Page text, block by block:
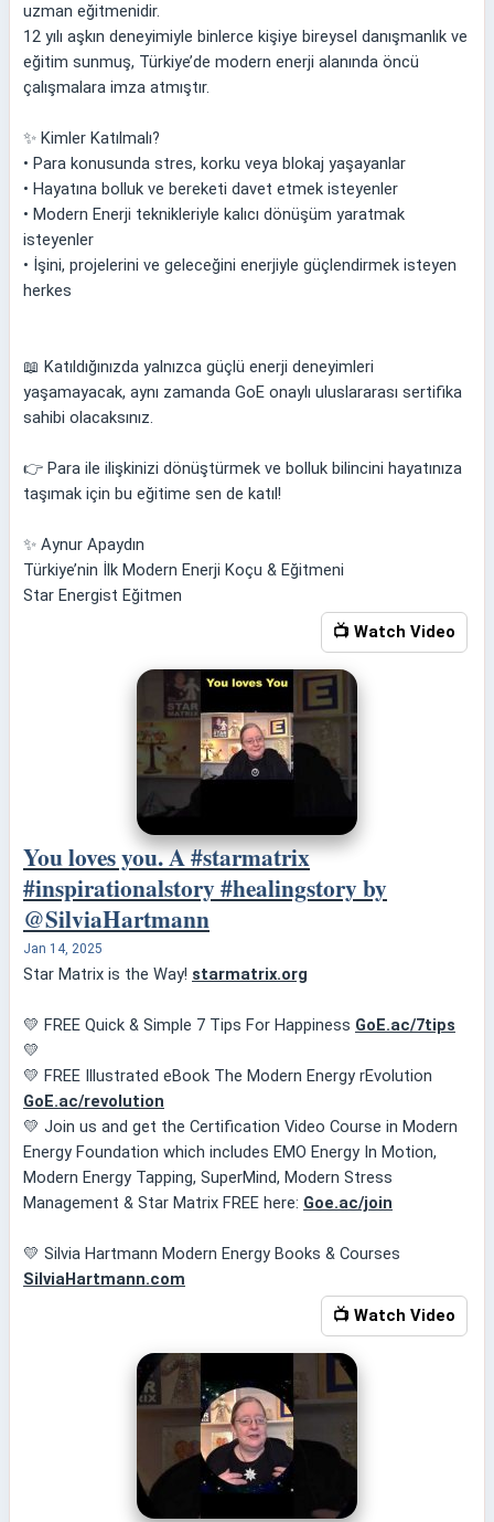
uzman eğitmenidir.
12 yılı aşkın deneyimiyle binlerce kişiye bireysel danışmanlık ve
eğitim sunmuş, Türkiye’de modern enerji alanında öncü
çalışmalara imza atmıştır.
✨ Kimler Katılmalı?
• Para konusunda stres, korku veya blokaj yaşayanlar
• Hayatına bolluk ve bereketi davet etmek isteyenler
• Modern Enerji teknikleriyle kalıcı dönüşüm yaratmak
isteyenler
• İşini, projelerini ve geleceğini enerjiyle güçlendirmek isteyen
herkes
📖 Katıldığınızda yalnızca güçlü enerji deneyimleri
yaşamayacak, aynı zamanda GoE onaylı uluslararası sertifika
sahibi olacaksınız.
👉 Para ile ilişkinizi dönüştürmek ve bolluk bilincini hayatınıza
taşımak için bu eğitime sen de katıl!
✨ Aynur Apaydın
Türkiye’nin İlk Modern Enerji Koçu & Eğitmeni
Star Energist Eğitmen
📺 Watch Video
You loves you. A #starmatrix
#inspirationalstory #healingstory by
@SilviaHartmann
Jan 14, 2025
Star Matrix is the Way! starmatrix.org
💛 FREE Quick & Simple 7 Tips For Happiness GoE.ac/7tips
💛
💛 FREE Illustrated eBook The Modern Energy rEvolution
GoE.ac/revolution
💛 Join us and get the Certification Video Course in Modern
Energy Foundation which includes EMO Energy In Motion,
Modern Energy Tapping, SuperMind, Modern Stress
Management & Star Matrix FREE here: Goe.ac/join
💛 Silvia Hartmann Modern Energy Books & Courses
SilviaHartmann.com
📺 Watch Video